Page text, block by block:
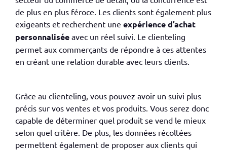
de plus en plus féroce. Les clients sont également plus
exigeants et recherchent une expérience d’achat
personnalisée avec un réel suivi. Le clienteling
permet aux commerçants de répondre à ces attentes
en créant une relation durable avec leurs clients.
Grâce au clienteling, vous pouvez avoir un suivi plus
précis sur vos ventes et vos produits. Vous serez donc
capable de déterminer quel produit se vend le mieux
selon quel critère. De plus, les données récoltées
permettent également de proposer aux clients qui